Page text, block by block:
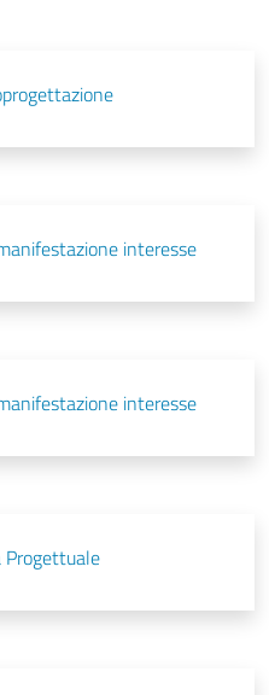
interesse
interesse
Progettuale